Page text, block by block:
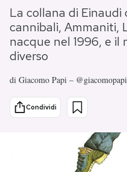
Tecnologia
Internet
Scienza
Cultura
Economia
La collana di Einaudi
cannibali, Ammaniti,
nacque nel 1996, e il
diverso
di Giacomo Papi – @giacomopapi
Condividi